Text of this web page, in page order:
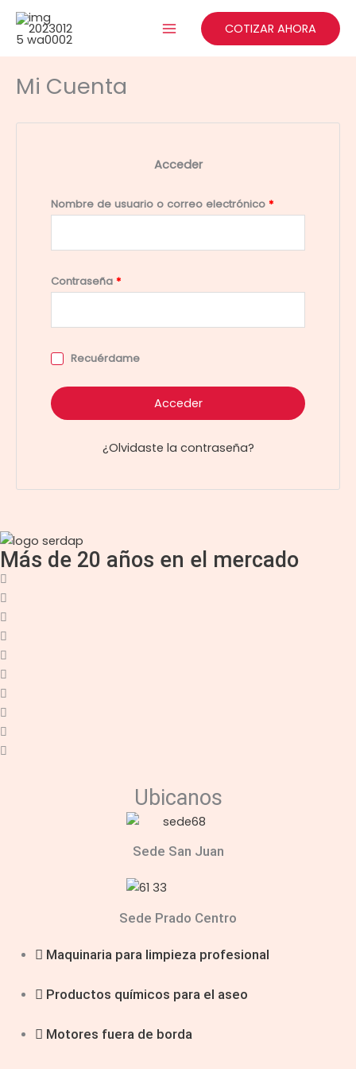
contenido
COTIZAR AHORA
Mi Cuenta
Acceder
Nombre de usuario o correo electrónico *
Obligatorio
Contraseña *
Recuérdame
Acceder
¿Olvidaste la contraseña?
Más de 20 años en el mercado
Ubicanos
Sede San Juan
Sede Prado Centro
Maquinaria para limpieza profesional
Productos químicos para el aseo
Motores fuera de borda